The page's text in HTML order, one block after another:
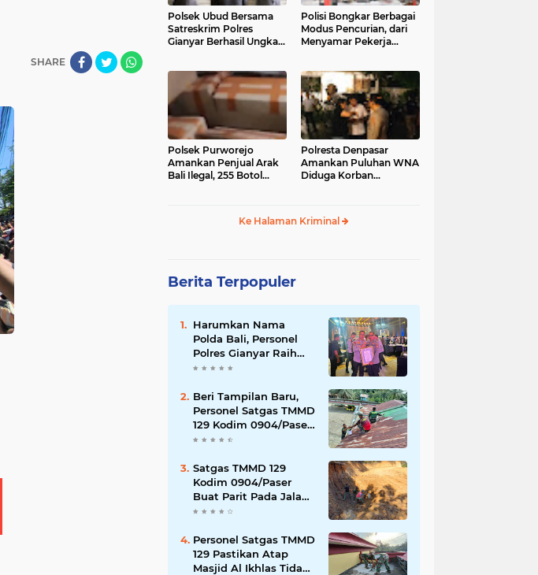
SHARE
Polsek Ubud Bersama
Satreskrim Polres
Gianyar Berhasil Ungkap
Polisi Bongkar Berbagai
Modus Pencurian, dari
Menyamar Pekerja
Polsek Purworejo
Amankan Penjual Arak
Bali Ilegal, 255 Botol
Polresta Denpasar
Amankan Puluhan WNA
Diduga Korban
Ke Halaman Kriminal
Berita Terpopuler
Harumkan Nama
Polda Bali, Personel
Polres Gianyar Raih
Penghargaan
Beri Tampilan Baru,
Personel Satgas TMMD
129 Kodim 0904/Paser
Cat Atap Rumah
Satgas TMMD 129
Kodim 0904/Paser
Buat Parit Pada Jalan
Baru
Personel Satgas TMMD
129 Pastikan Atap
Masjid Al Ikhlas Tidak